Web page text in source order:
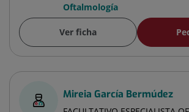
Oftalmología
Ver ficha
Mireia García Bermúdez